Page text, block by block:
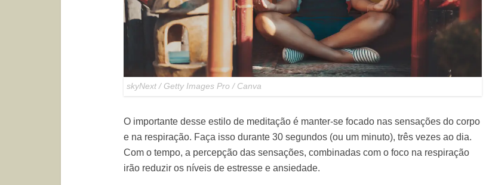
skyNext / Getty Images Pro / Canva
O importante desse estilo de meditação é manter-se focado nas sensações do corpo
e na respiração. Faça isso durante 30 segundos (ou um minuto), três vezes ao dia.
Com o tempo, a percepção das sensações, combinadas com o foco na respiração
irão reduzir os níveis de estresse e ansiedade.